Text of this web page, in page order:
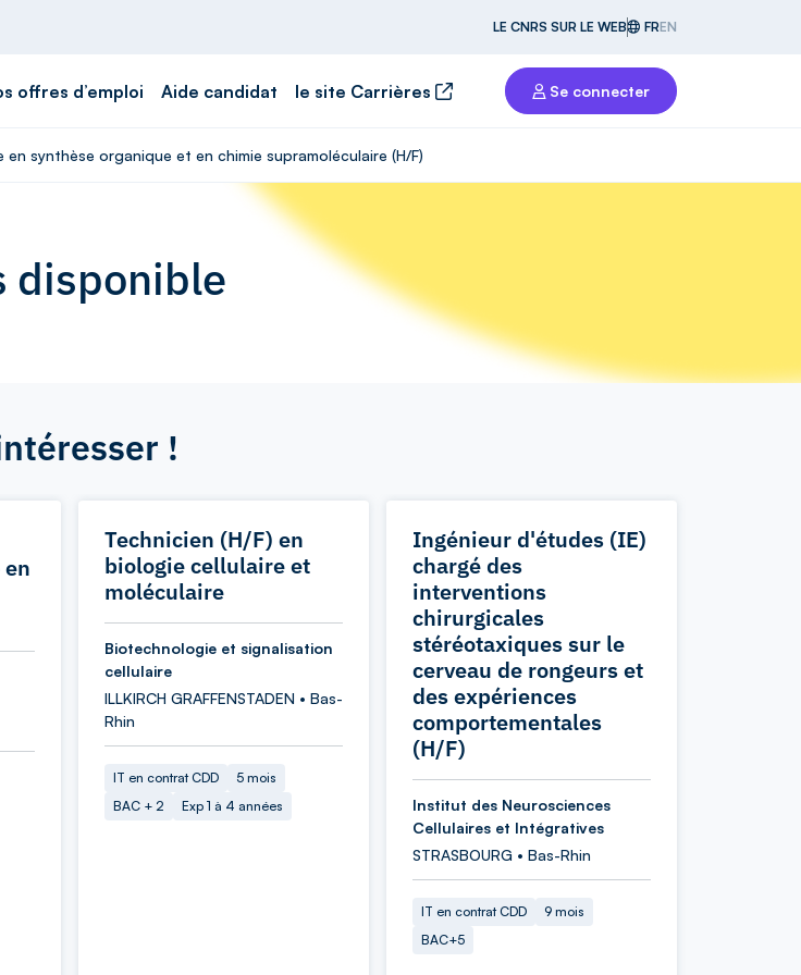
LE CNRS SUR LE WEB FREN
offres d’emploi Aide candidat le site Carrières Se connecter
synthèse organique et en chimie supramoléculaire (H/F)
disponible
!
Technicien (H/F) en
biologie cellulaire et
moléculaire
Biotechnologie et signalisation
cellulaire
ILLKIRCH GRAFFENSTADEN • Bas-
Rhin
IT en contrat CDD
5 mois
BAC + 2
Exp 1 à 4 années
Ingénieur d'études (IE)
chargé des
interventions
chirurgicales
stéréotaxiques sur le
cerveau de rongeurs et
des expériences
comportementales
(H/F)
Institut des Neurosciences
Cellulaires et Intégratives
STRASBOURG • Bas-Rhin
IT en contrat CDD
9 mois
BAC+5